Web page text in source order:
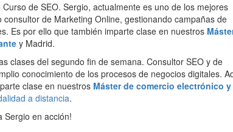
de SEO. Sergio, actualmente es uno de los mejores
de Marketing Online, gestionando campañas de
Es por ello que también imparte clase en nuestros
y Madrid.
clases del segundo fin de semana. Consultor SEO y de
conocimiento de los procesos de negocios digitales.
clase en nuestros Máster de comercio electrónico y
a distancia.
Sergio en acción!